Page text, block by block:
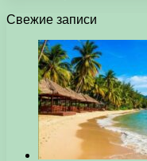
Свежие записи